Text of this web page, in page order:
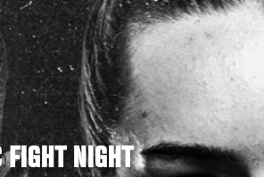
FIGHT NIGHT